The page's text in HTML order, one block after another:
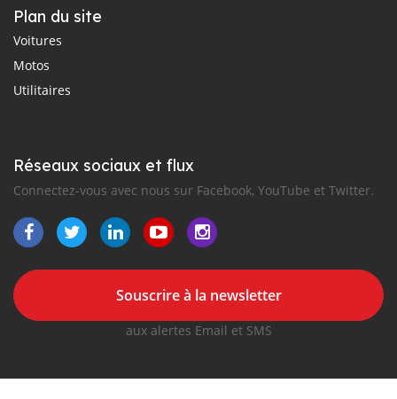
Plan du site
Voitures
Motos
Utilitaires
Réseaux sociaux et flux
Connectez-vous avec nous sur Facebook, YouTube et Twitter.
Souscrire à la newsletter
aux alertes Email et SMS